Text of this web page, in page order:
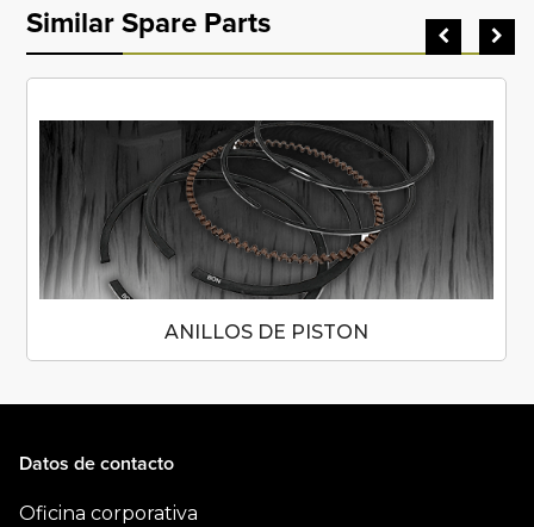
Similar Spare Parts
ANILLOS DE PISTON
Datos de contacto
Oficina corporativa